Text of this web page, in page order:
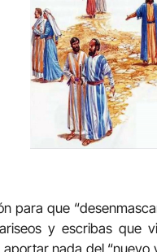
para que
y escribas que
nada del